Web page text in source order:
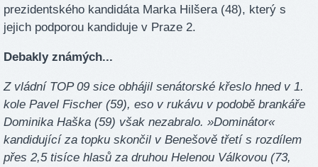
prezidentského kandidáta Marka Hilšera (48), který s
jejich podporou kandiduje v Praze 2.
Debakly známých...
Z vládní TOP 09 sice obhájil senátorské křeslo hned v 1.
kole Pavel Fischer (59), eso v rukávu v podobě brankáře
Dominika Haška (59) však nezabralo. »Dominátor«
kandidující za topku skončil v Benešově třetí s rozdílem
přes 2,5 tisíce hlasů za druhou Helenou Válkovou (73,